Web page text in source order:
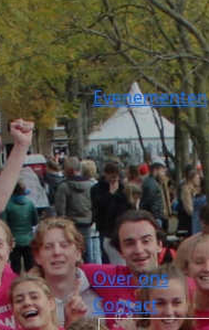
Evenementen
Over ons
Contact